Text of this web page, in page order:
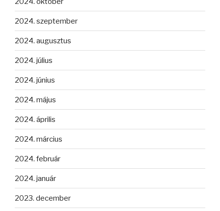
2024. szeptember
2024. augusztus
2024. július
2024. június
2024. május
2024. április
2024. március
2024. február
2024. január
2023. december